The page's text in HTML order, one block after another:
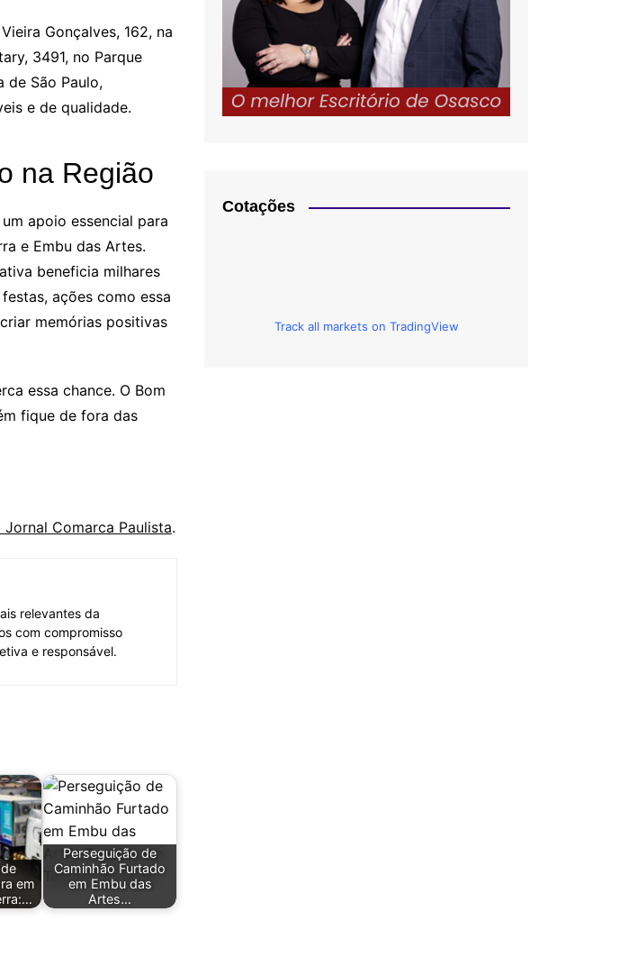
Gonçalves, 162, na
3491, no Parque
de São Paulo,
e de qualidade.
na Região
apoio essencial para
e Embu das Artes.
beneficia milhares
ações como essa
memórias positivas
essa chance. O Bom
fique de fora das
Jornal Comarca Paulista.
relevantes da
com compromisso
e responsável.
em
Perseguição de
Caminhão Furtado
em Embu das
Artes…
Cotações
Track all markets on TradingView